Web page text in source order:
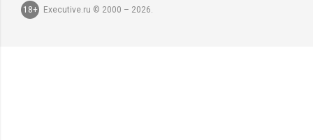
18+
Executive.ru © 2000 – 2026.